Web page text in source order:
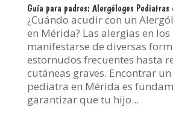
Guía para padres: Alergólogos Pediatras
¿Cuándo acudir con un
en Mérida? Las alergias en
manifestarse de diversas
estornudos frecuentes hasta
cutáneas graves. Encontrar
pediatra en Mérida es
garantizar que tu hijo...